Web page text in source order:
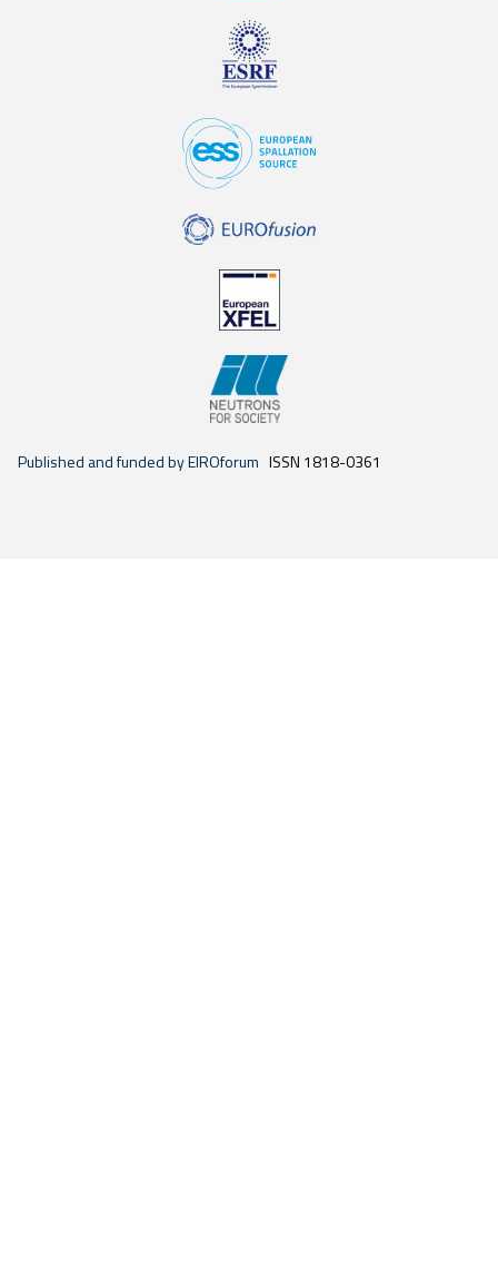
Published and funded by EIROforum ISSN 1818-0361